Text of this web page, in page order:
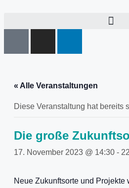
« Alle Veranstaltungen
Diese Veranstaltung hat bereits
Die große
17. November 2023 @ 14:30 -
Neue Zukunftsorte und Projekte